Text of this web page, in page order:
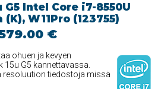
G5 Intel Core i7-8550U
W11Pro (123755)
€
ohuen ja kevyen
G5 kannettavassa.
resoluution tiedostoja missä